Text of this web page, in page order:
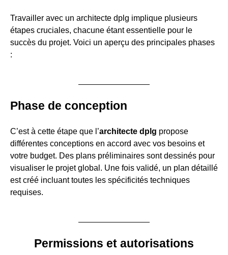
Travailler avec un architecte dplg implique plusieurs
étapes cruciales, chacune étant essentielle pour le
succès du projet. Voici un aperçu des principales phases
:
Phase de conception
C’est à cette étape que l’architecte dplg propose
différentes conceptions en accord avec vos besoins et
votre budget. Des plans préliminaires sont dessinés pour
visualiser le projet global. Une fois validé, un plan détaillé
est créé incluant toutes les spécificités techniques
requises.
Permissions et autorisations